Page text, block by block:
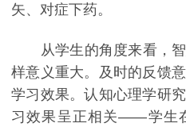
矢、对症下药。
从学生的角度来看，智
样意义重大。及时的反馈
学习效果。认知心理学研
习效果呈正相关——学生